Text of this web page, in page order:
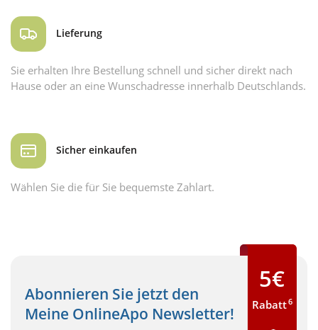
Lieferung
Sie erhalten Ihre Bestellung schnell und sicher direkt nach
Hause oder an eine Wunschadresse innerhalb Deutschlands.
Sicher einkaufen
Wählen Sie die für Sie bequemste Zahlart.
Abonnieren Sie jetzt den
Meine OnlineApo Newsletter!
5€
Rabatt6